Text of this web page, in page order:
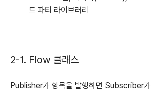
드 파티 라이브러리
2-1. Flow 클래스
Publisher가 항목을 발행하면 Subscriber가